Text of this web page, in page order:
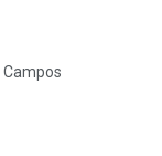
Campos